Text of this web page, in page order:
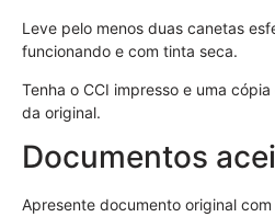
Leve pelo menos duas canetas
funcionando e com tinta seca.
Tenha o CCI impresso e uma
da original.
Documentos
Apresente documento original